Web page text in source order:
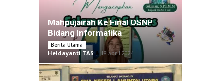
Mahpujairah Ke Final OSNP
Bidang Informatika
Berita Utama
Heldayanti TASâ 18 April 2024